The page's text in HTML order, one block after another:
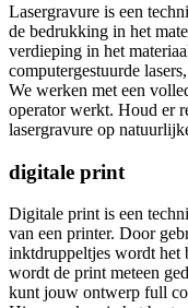
Lasergravure is een
de bedrukking in het
verdieping in het
computergestuurde
We werken met een
operator werkt. Houd er
lasergravure op
digitale print
Digitale print is een
van een printer. Door
inktdruppeltjes wordt het
wordt de print meteen
kunt jouw ontwerp full